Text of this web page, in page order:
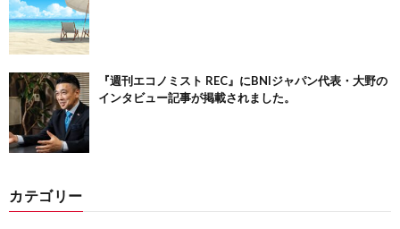
『週刊エコノミスト REC』にBNIジャパン代表・大野の
インタビュー記事が掲載されました。
カテゴリー